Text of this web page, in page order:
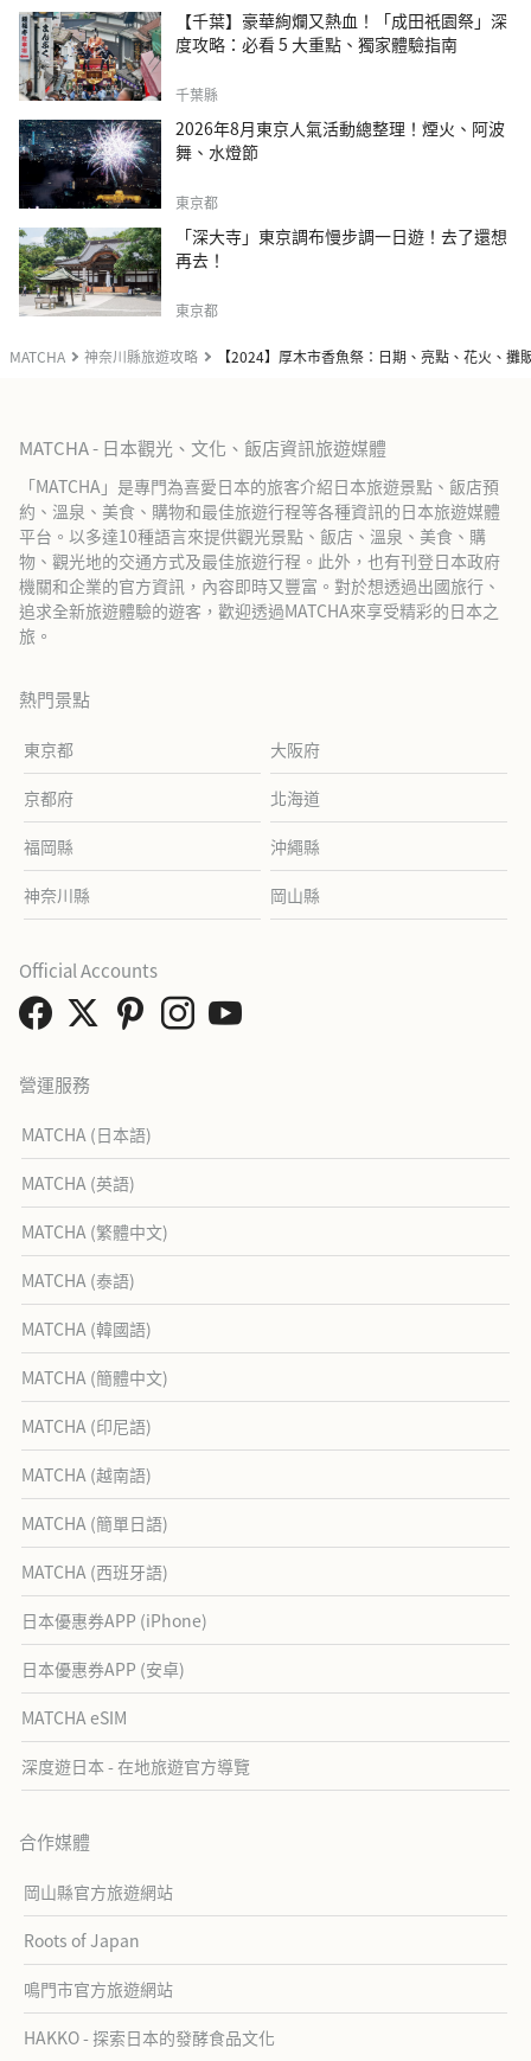
MATCHA 神奈川縣旅遊攻略 【2024】厚木市香魚祭：日期、亮點、花火、攤
【千葉】豪華絢爛又熱血！「成田祇園祭」深
度攻略：必看 5 大重點、獨家體驗指南
千葉縣
2026年8月東京人氣活動總整理！煙火、阿波
舞、水燈節
東京都
「深大寺」東京調布慢步調一日遊！去了還想
再去！
東京都
MATCHA - 日本觀光、文化、飯店資訊旅遊媒體
「MATCHA」是專門為喜愛日本的旅客介紹日本旅遊景點、飯店預
約、溫泉、美食、購物和最佳旅遊行程等各種資訊的日本旅遊媒體
平台。以多達10種語言來提供觀光景點、飯店、溫泉、美食、購
物、觀光地的交通方式及最佳旅遊行程。此外，也有刊登日本政府
機關和企業的官方資訊，內容即時又豐富。對於想透過出國旅行、
追求全新旅遊體驗的遊客，歡迎透過MATCHA來享受精彩的日本之
旅。
熱門景點
東京都 大阪府
京都府 北海道
福岡縣 沖繩縣
神奈川縣 岡山縣
營運服務
MATCHA (日本語)
MATCHA (英語)
MATCHA (繁體中文)
MATCHA (泰語)
MATCHA (韓國語)
MATCHA (簡體中文)
MATCHA (印尼語)
MATCHA (越南語)
MATCHA (簡單日語)
MATCHA (西班牙語)
日本優惠券APP (iPhone)
日本優惠券APP (安卓)
MATCHA eSIM
深度遊日本 - 在地旅遊官方導覽
合作媒體
岡山縣官方旅遊網站
Roots of Japan
鳴門市官方旅遊網站
HAKKO - 探索日本的發酵食品文化
Official Accounts